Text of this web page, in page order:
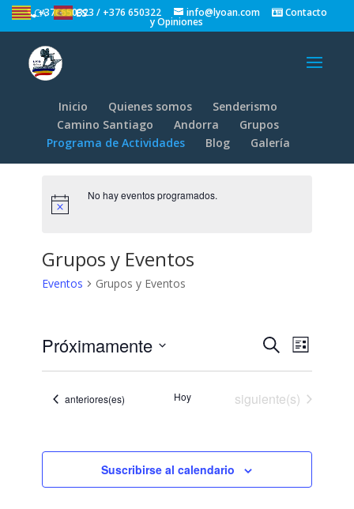
+376650323 / +376 650322 info@lyoan.com Contacto
y Opiniones
No hay eventos programados.
Grupos y Eventos
Eventos Grupos y Eventos
de
y
de
Buscar
de
vistas
de
Lista
Próximamente
Eventos
anteriores(es) Hoy Eventos
siguiente(s)
Suscribirse al calendario
Inicio Quienes somos
Senderismo
Camino Santiago
Andorra
Grupos
Programa de Actividades
Blog Galería
CA ES